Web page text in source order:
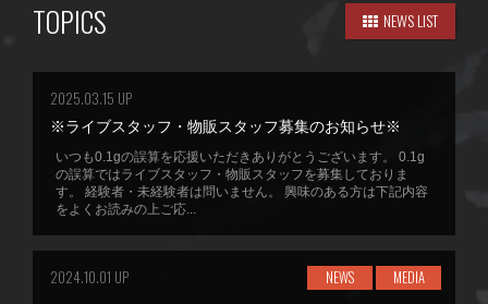
TOPICS NEWS LIST
2025.03.15 UP
※ライブスタッフ・物販スタッフ募集のお知らせ※
いつも0.1gの誤算を応援いただきありがとうございます。 0.1g
の誤算ではライブスタッフ・物販スタッフを募集しておりま
す。 経験者・未経験者は問いません。 興味のある方は下記内容
をよくお読みの上ご応...
2024.10.01 UP NEWS MEDIA